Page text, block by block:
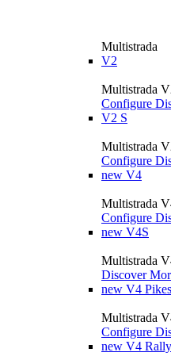
Multistrada
V2
Multistrada
Configure
V2 S
Multistrada
Configure
new V4
Multistrada
Configure
new V4S
Multistrada
Discover
new V4
Multistrada
Configure
new V4 Rally